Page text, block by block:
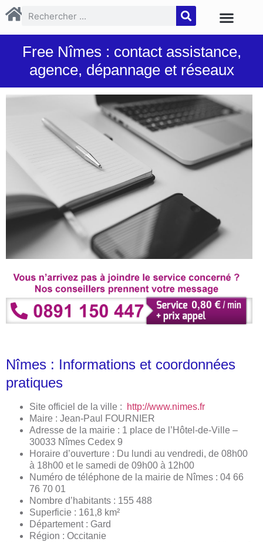
Free Nîmes : contact assistance,
agence, dépannage et réseaux
Nîmes : Informations et coordonnées
pratiques
Site officiel de la ville :
http://www.nimes.fr
Maire : Jean-Paul FOURNIER
Adresse de la mairie : 1 place de l’Hôtel-de-Ville –
30033 Nîmes Cedex 9
Horaire d’ouverture : Du lundi au vendredi, de 08h00
à 18h00 et le samedi de 09h00 à 12h00
Numéro de téléphone de la mairie de Nîmes : 04 66
76 70 01
Nombre d’habitants : 155 488
Superficie : 161,8 km²
Département : Gard
Région : Occitanie